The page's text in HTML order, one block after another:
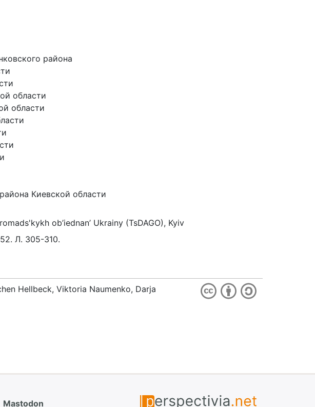
района
области
области
Киевской области
ob’iednan’ Ukrainy (TsDAGO), Kyiv
Л. 305-310.
Hellbeck, Viktoria Naumenko, Darja
Mastodon